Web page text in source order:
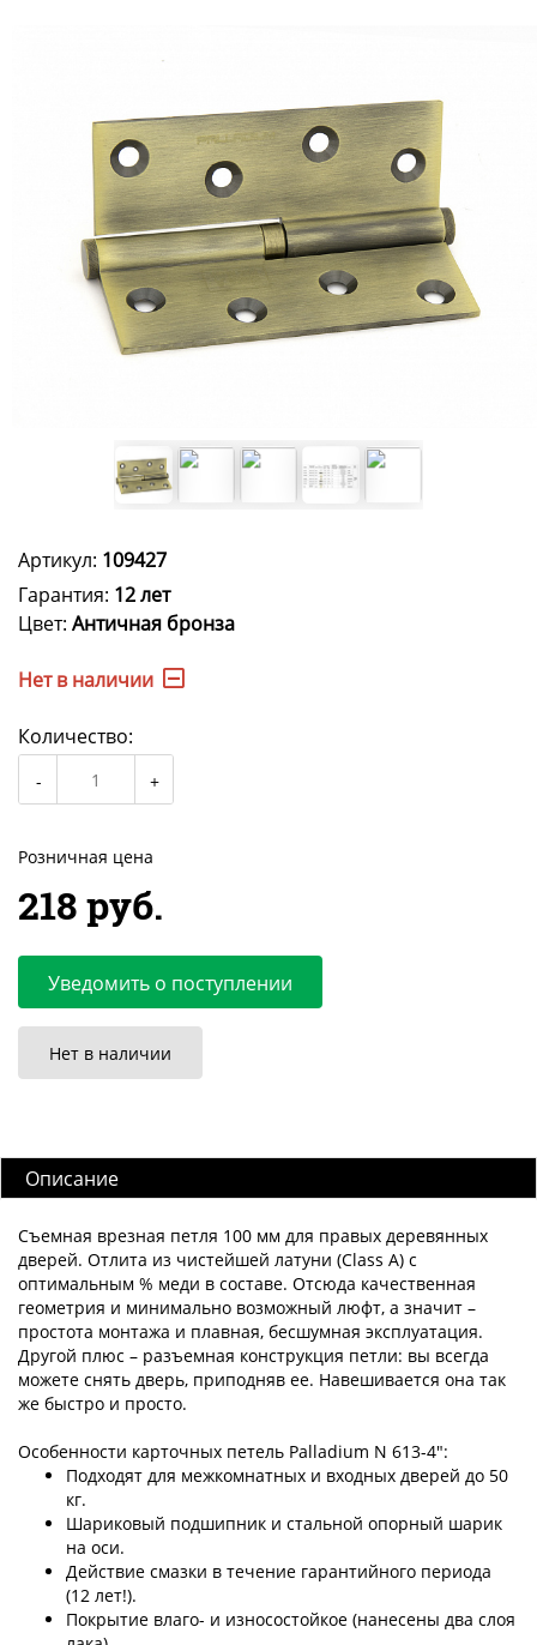
Артикул: 109427
Гарантия: 12 лет
Цвет: Античная бронза
Нет в наличии
Количество:
Розничная цена
218 руб.
Уведомить о поступлении
Нет в наличии
Описание
Съемная врезная петля 100 мм для правых деревянных
дверей. Отлита из чистейшей латуни (Class A) с
оптимальным % меди в составе. Отсюда качественная
геометрия и минимально возможный люфт, а значит –
простота монтажа и плавная, бесшумная эксплуатация.
Другой плюс – разъемная конструкция петли: вы всегда
можете снять дверь, приподняв ее. Навешивается она так
же быстро и просто.
Особенности карточных петель Palladium N 613-4":
Подходят для межкомнатных и входных дверей до 50
кг.
Шариковый подшипник и стальной опорный шарик
на оси.
Действие смазки в течение гарантийного периода
(12 лет!).
Покрытие влаго- и износостойкое (нанесены два слоя